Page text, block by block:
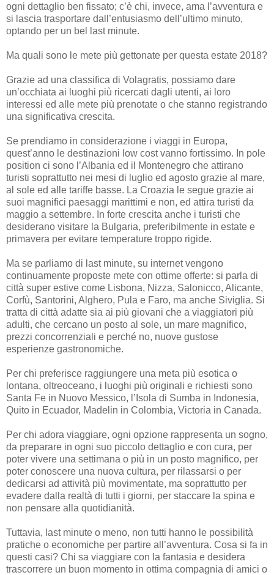
ogni dettaglio ben fissato; c’è chi, invece, ama l’avventura e
si lascia trasportare dall’entusiasmo dell’ultimo minuto,
optando per un bel last minute.
Ma quali sono le mete più gettonate per questa estate 2018?
Grazie ad una classifica di Volagratis, possiamo dare
un’occhiata ai luoghi più ricercati dagli utenti, ai loro
interessi ed alle mete più prenotate o che stanno registrando
una significativa crescita.
Se prendiamo in considerazione i viaggi in Europa,
quest’anno le destinazioni low cost vanno fortissimo. In pole
position ci sono l’Albania ed il Montenegro che attirano
turisti soprattutto nei mesi di luglio ed agosto grazie al mare,
al sole ed alle tariffe basse. La Croazia le segue grazie ai
suoi magnifici paesaggi marittimi e non, ed attira turisti da
maggio a settembre. In forte crescita anche i turisti che
desiderano visitare la Bulgaria, preferibilmente in estate e
primavera per evitare temperature troppo rigide.
Ma se parliamo di last minute, su internet vengono
continuamente proposte mete con ottime offerte: si parla di
città super estive come Lisbona, Nizza, Salonicco, Alicante,
Corfù, Santorini, Alghero, Pula e Faro, ma anche Siviglia. Si
tratta di città adatte sia ai più giovani che a viaggiatori più
adulti, che cercano un posto al sole, un mare magnifico,
prezzi concorrenziali e perché no, nuove gustose
esperienze gastronomiche.
Per chi preferisce raggiungere una meta più esotica o
lontana, oltreoceano, i luoghi più originali e richiesti sono
Santa Fe in Nuovo Messico, l’Isola di Sumba in Indonesia,
Quito in Ecuador, Madelin in Colombia, Victoria in Canada.
Per chi adora viaggiare, ogni opzione rappresenta un sogno,
da preparare in ogni suo piccolo dettaglio e con cura, per
poter vivere una settimana o più in un posto magnifico, per
poter conoscere una nuova cultura, per rilassarsi o per
dedicarsi ad attività più movimentate, ma soprattutto per
evadere dalla realtà di tutti i giorni, per staccare la spina e
non pensare alla quotidianità.
Tuttavia, last minute o meno, non tutti hanno le possibilità
pratiche o economiche per partire all’avventura. Cosa si fa in
questi casi? Chi sa viaggiare con la fantasia e desidera
trascorrere un buon momento in ottima compagnia di amici o